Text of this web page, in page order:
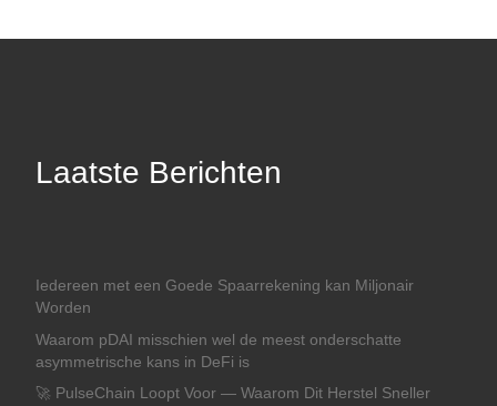
Laatste Berichten
Iedereen met een Goede Spaarrekening kan Miljonair
Worden
Waarom pDAI misschien wel de meest onderschatte
asymmetrische kans in DeFi is
🚀 PulseChain Loopt Voor — Waarom Dit Herstel Sneller